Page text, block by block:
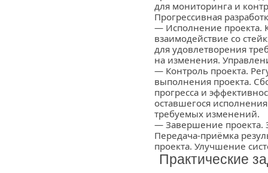
для мониторинга и
Прогрессивная
— Исполнение проекта.
взаимодействие со
для удовлетворения
на изменения.
— Контроль проекта.
выполнения проекта.
прогресса и
оставшегося
требуемых изменений.
— Завершение проекта.
Передача-приёмка
проекта. Улучшение
Практические